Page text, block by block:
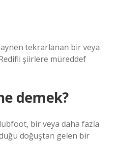
aynen tekrarlanan bir veya
şiirlere müreddef
demek?
bir veya daha fazla
doğuştan gelen bir